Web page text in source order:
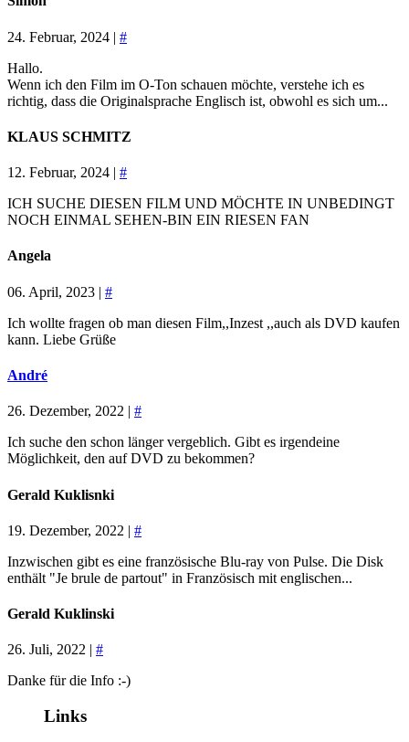
24. Februar, 2024 | #
Hallo.
Wenn ich den Film im O-Ton schauen möchte, verstehe ich es
richtig, dass die Originalsprache Englisch ist, obwohl es sich um...
KLAUS SCHMITZ
12. Februar, 2024 | #
ICH SUCHE DIESEN FILM UND MÖCHTE IN UNBEDINGT
NOCH EINMAL SEHEN-BIN EIN RIESEN FAN
Angela
06. April, 2023 | #
Ich wollte fragen ob man diesen Film,,Inzest ,,auch als DVD kaufen
kann. Liebe Grüße
André
26. Dezember, 2022 | #
Ich suche den schon länger vergeblich. Gibt es irgendeine
Möglichkeit, den auf DVD zu bekommen?
Gerald Kuklisnki
19. Dezember, 2022 | #
Inzwischen gibt es eine französische Blu-ray von Pulse. Die Disk
enthält "Je brule de partout" in Französisch mit englischen...
Gerald Kuklinski
26. Juli, 2022 | #
Danke für die Info :-)
Links